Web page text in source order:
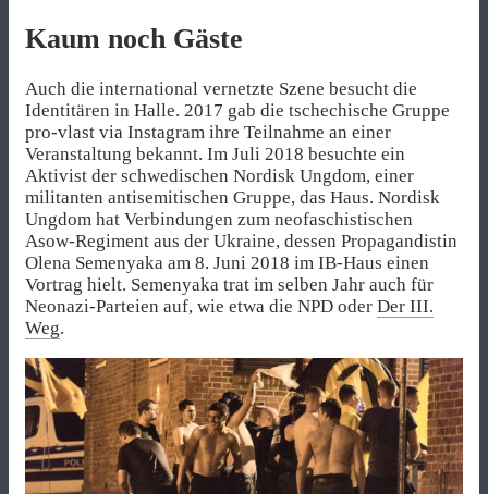
Kaum noch Gäste
Auch die international vernetzte Szene besucht die
Identitären in Halle. 2017 gab die tschechische Gruppe
pro-vlast via Instagram ihre Teilnahme an einer
Veranstaltung bekannt. Im Juli 2018 besuchte ein
Aktivist der schwedischen Nordisk Ungdom, einer
militanten antisemitischen Gruppe, das Haus. Nordisk
Ungdom hat Verbindungen zum neofaschistischen
Asow-Regiment aus der Ukraine, dessen Propagandistin
Olena Semenyaka am 8. Juni 2018 im IB-Haus einen
Vortrag hielt. Semenyaka trat im selben Jahr auch für
Neonazi-Parteien auf, wie etwa die NPD oder Der III.
Weg.